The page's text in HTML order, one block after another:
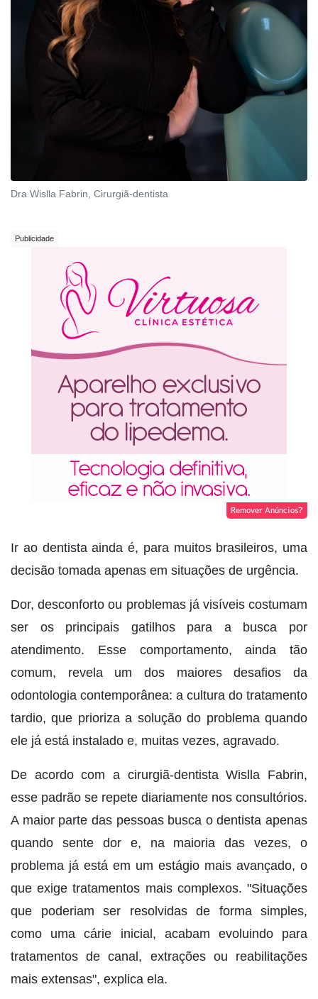
Dra Wislla Fabrin, Cirurgiã-dentista
Remover Anúncios?
Ir ao dentista ainda é, para muitos brasileiros, uma
decisão tomada apenas em situações de urgência.
Dor, desconforto ou problemas já visíveis costumam
ser os principais gatilhos para a busca por
atendimento. Esse comportamento, ainda tão
comum, revela um dos maiores desafios da
odontologia contemporânea: a cultura do tratamento
tardio, que prioriza a solução do problema quando
ele já está instalado e, muitas vezes, agravado.
De acordo com a cirurgiã-dentista Wislla Fabrin,
esse padrão se repete diariamente nos consultórios.
A maior parte das pessoas busca o dentista apenas
quando sente dor e, na maioria das vezes, o
problema já está em um estágio mais avançado, o
que exige tratamentos mais complexos. "Situações
que poderiam ser resolvidas de forma simples,
como uma cárie inicial, acabam evoluindo para
tratamentos de canal, extrações ou reabilitações
mais extensas", explica ela.